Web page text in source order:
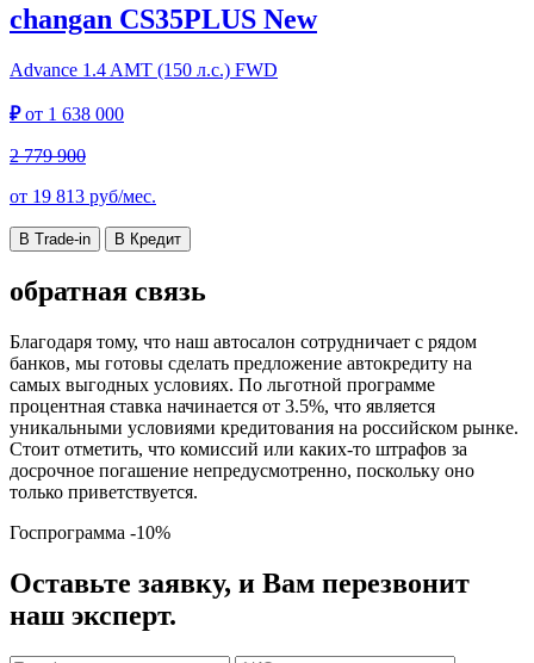
changan CS35PLUS New
Advance 1.4 AMT (150 л.с.) FWD
₽от 1 638 000
2 779 900
от 19 813 руб/мес.
В Trade-in В Кредит
обратная связь
Благодаря тому, что наш автосалон сотрудничает с рядом
банков, мы готовы сделать предложение автокредиту на
самых выгодных условиях. По льготной программе
процентная ставка начинается от 3.5%, что является
уникальными условиями кредитования на российском рынке.
Стоит отметить, что комиссий или каких-то штрафов за
досрочное погашение непредусмотренно, поскольку оно
только приветствуется.
Госпрограмма -10%
Оставьте заявку, и Вам перезвонит
наш эксперт.